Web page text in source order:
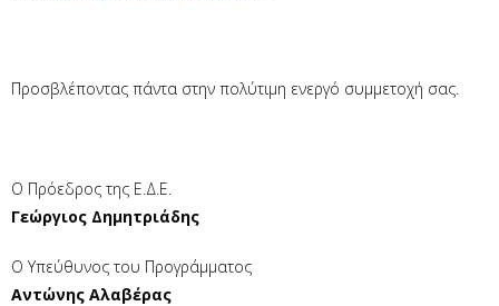
Προσβλέποντας πάντα στην πολύτιμη ενεργό συμμετοχή σας.
Ο Πρόεδρος της Ε.Δ.Ε.
Γεώργιος Δημητριάδης
Ο Υπεύθυνος του Προγράμματος
Αντώνης Αλαβέρας